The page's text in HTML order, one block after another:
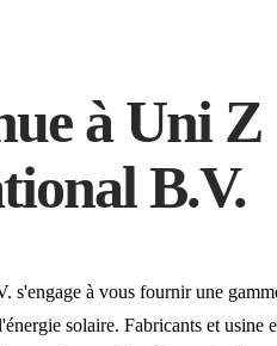
à Uni Z
B.V.
s'engage à vous fournir une
solaire. Fabricants et usine